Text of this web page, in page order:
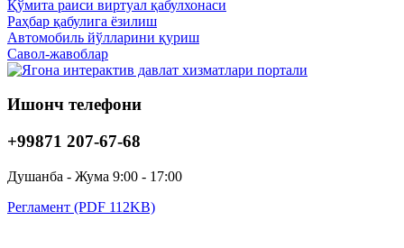
Қўмита раиси виртуал қабулхонаси
Раҳбар қабулига ёзилиш
Автомобиль йўлларини қуриш
Савол-жавоблар
Ишонч телефони
+99871 207-67-68
Душанба - Жума 9:00 - 17:00
Регламент (PDF 112KB)